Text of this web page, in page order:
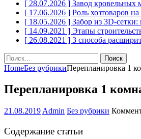
[ 28.07.2026 ] Завод кровельных
[ 17.06.2026 ] Роль хозтоваров
[ 18.05.2026 ] Забор из 3D-
[ 14.09.2021 ] Этапы
[ 26.08.2021 ] 3 способа
Найти:
HomeБез рубрикиПерепланировка 1
Перепланировка 1
21.08.2019 Admin Без рубрики
Содержание статьи